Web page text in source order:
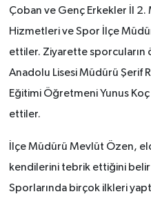
Çoban ve Genç Erkekler İl 2.
Hizmetleri ve Spor İlçe
ettiler. Ziyarette
Anadolu Lisesi Müdürü Şerif
Eğitimi Öğretmeni Yunus
ettiler.
İlçe Müdürü Mevlüt Özen,
kendilerini tebrik ettiğini
Sporlarında birçok ilkleri